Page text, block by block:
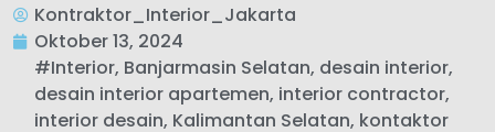
Kontraktor_Interior_Jakarta
Oktober 13, 2024
#Interior, Banjarmasin Selatan, desain interior,
desain interior apartemen, interior contractor,
interior desain, Kalimantan Selatan, kontaktor